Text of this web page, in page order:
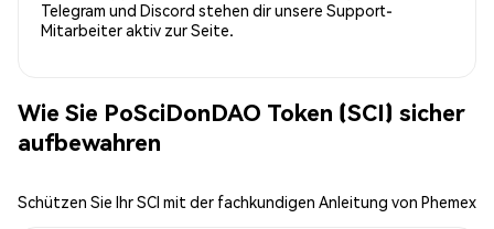
Telegram und Discord stehen dir unsere Support-
Mitarbeiter aktiv zur Seite.
Wie Sie PoSciDonDAO Token (SCI) sicher
aufbewahren
Schützen Sie Ihr SCI mit der fachkundigen Anleitung von Phemex